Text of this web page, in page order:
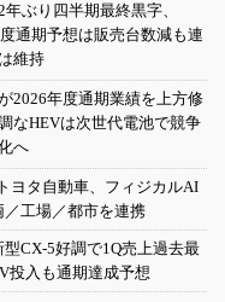
年ぶり四半期最終黒字、
通期予想は販売台数減も連
維持
2026年度通期業績を上方修
なHEVは次世代電池で競争
へ
ヨタ自動車、フィジカルAI
／工場／都市を連携
型CX-5好調で1Q売上過去最
投入も通期達成予想